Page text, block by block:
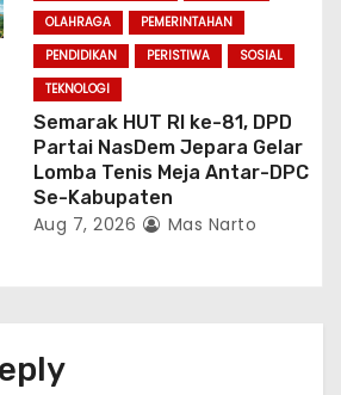
OLAHRAGA
PEMERINTAHAN
PENDIDIKAN
PERISTIWA
SOSIAL
TEKNOLOGI
Semarak HUT RI ke-81, DPD
Partai NasDem Jepara Gelar
Lomba Tenis Meja Antar-DPC
Se-Kabupaten
Aug 7, 2026 Mas Narto